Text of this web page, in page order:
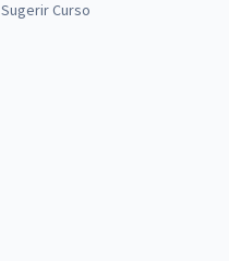
Sugerir Curso